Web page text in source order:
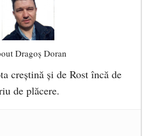
Dragoș Doran
creștină și de Rost încă de
de plăcere.